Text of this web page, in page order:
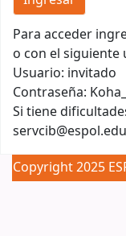
Para acceder
o con el siguiente
Usuario: invitado
Contraseña:
Si tiene
Copyright 2025